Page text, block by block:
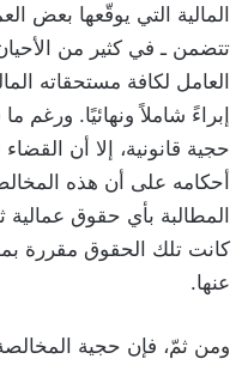
المالية التي يوقّعها بعض
تتضمن ـ في كثير من
العامل لكافة مستحقاته
إبراءً شاملاً ونهائيًا. ورغم
حجية قانونية، إلا أن
أحكامه على أن هذه
المطالبة بأي حقوق عمالية
كانت تلك الحقوق مقررة
عنها.
ومن ثمّ، فإن حجية